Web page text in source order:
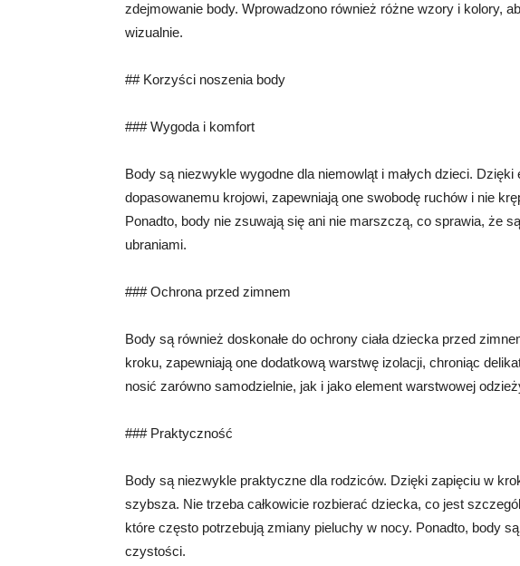
zdejmowanie body. Wprowadzono również różne wzory i kolory,
wizualnie.
## Korzyści noszenia body
### Wygoda i komfort
Body są niezwykle wygodne dla niemowląt i małych dzieci.
dopasowanemu krojowi, zapewniają one swobodę ruchów i nie
Ponadto, body nie zsuwają się ani nie marszczą, co sprawia, że
ubraniami.
### Ochrona przed zimnem
Body są również doskonałe do ochrony ciała dziecka przed
kroku, zapewniają one dodatkową warstwę izolacji, chroniąc
nosić zarówno samodzielnie, jak i jako element warstwowej
### Praktyczność
Body są niezwykle praktyczne dla rodziców. Dzięki zapięciu w
szybsza. Nie trzeba całkowicie rozbierać dziecka, co jest
które często potrzebują zmiany pieluchy w nocy. Ponadto, body
czystości.